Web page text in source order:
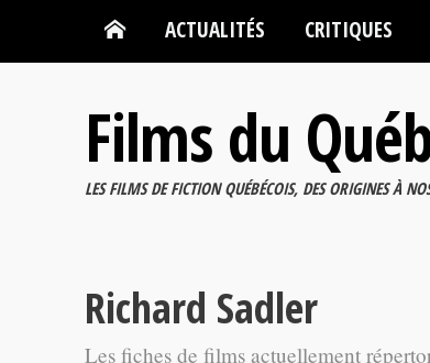
ACTUALITÉS CRITIQUES
Films du
LES FILMS DE FICTION QUÉBÉCOIS, DES ORIGINES À
Richard Sadler
Les fiches de films actuellement